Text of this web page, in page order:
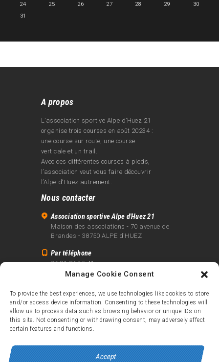
Manage Cookie Consent
To provide the best experiences, we use technologies like cookies to store
and/or access device information. Consenting to these technologies will
allow us to process data such as browsing behavior or unique IDs on
this site. Not consenting or withdrawing consent, may adversely affect
certain features and functions.
Accept
24
25 26 27 28 29
30
31
A propos
L’association sportive Alpe d’Huez 21
organise trois courses en août 20234 :
une course sur route, une course
verticale et un trail.
Avec ces différentes courses à pieds,
l’association veut vous faire découvrir
l’Alpe d‘Huez autrement.
Nous contacter
Association sportive Alpe d'Huez 21
Maison des associations - 70 avenue de
Brandes - 38750 ALPE d'HUEZ
Par téléphone
06 81 24 15 41
info@alpe21.fr
Mentions légales
Contact
crédits